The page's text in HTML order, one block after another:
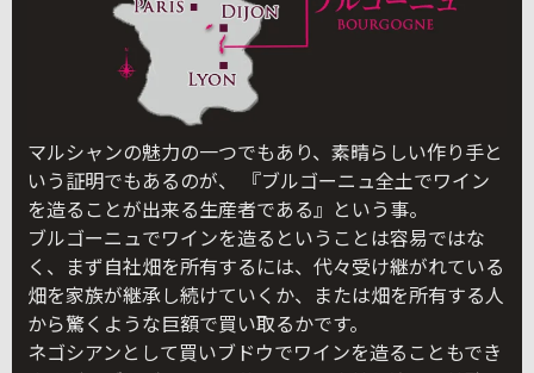
マルシャンの魅力の一つでもあり、素晴らしい作り手と
いう証明でもあるのが、 『ブルゴーニュ全土でワイン
を造ることが出来る生産者である』という事。
ブルゴーニュでワインを造るということは容易ではな
く、まず自社畑を所有するには、代々受け継がれている
畑を家族が継承し続けていくか、または畑を所有する人
から驚くような巨額で買い取るかです。
ネゴシアンとして買いブドウでワインを造ることもでき